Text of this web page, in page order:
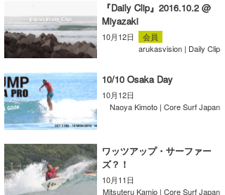
『Daily Clip』2016.10.2 @
Miyazaki
10月12日
会員
arukasvision | Daily Clip
10/10 Osaka Day
10月12日
Naoya Kimoto | Core Surf Japan
ワッツアップ・サーファー
ズ？！
10月11日
Mitsuteru Kamio | Core Surf Japan
伊豆
千葉南
大阪
四国
沖縄
ルール＆How to
VOTE!
サーファーズ